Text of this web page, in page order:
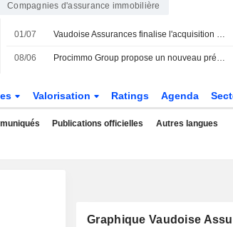
Compagnies d'assurance immobilière
01/07 Vaudoise Assurances finalise l'acquisition de Procimmo
08/06 Procimmo Group propose un nouveau président au conseil d'administration
Valorisation Ratings Agenda
Publications officielles Autres langues
Graphique Vaudoise